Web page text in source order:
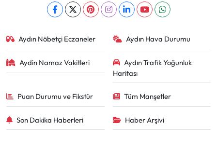
Aydın Nöbetçi Eczaneler Aydın Hava Durumu
Aydin Namaz Vakitleri
Aydın Trafik Yoğunluk
Haritası
Puan Durumu ve Fikstür Tüm Manşetler
Son Dakika Haberleri Haber Arşivi